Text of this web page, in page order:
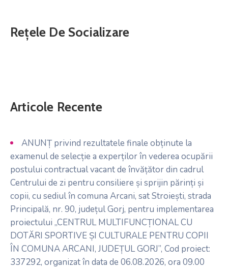
Rețele De Socializare
Articole Recente
ANUNȚ privind rezultatele finale obținute la
examenul de selecție a experților în vederea ocupării
postului contractual vacant de învățător din cadrul
Centrului de zi pentru consiliere și sprijin părinți și
copii, cu sediul în comuna Arcani, sat Stroiești, strada
Principală, nr. 90, județul Gorj, pentru implementarea
proiectului „CENTRUL MULTIFUNCȚIONAL CU
DOTĂRI SPORTIVE ȘI CULTURALE PENTRU COPII
ÎN COMUNA ARCANI, JUDEȚUL GORJ”, Cod proiect:
337292, organizat în data de 06.08.2026, ora 09.00